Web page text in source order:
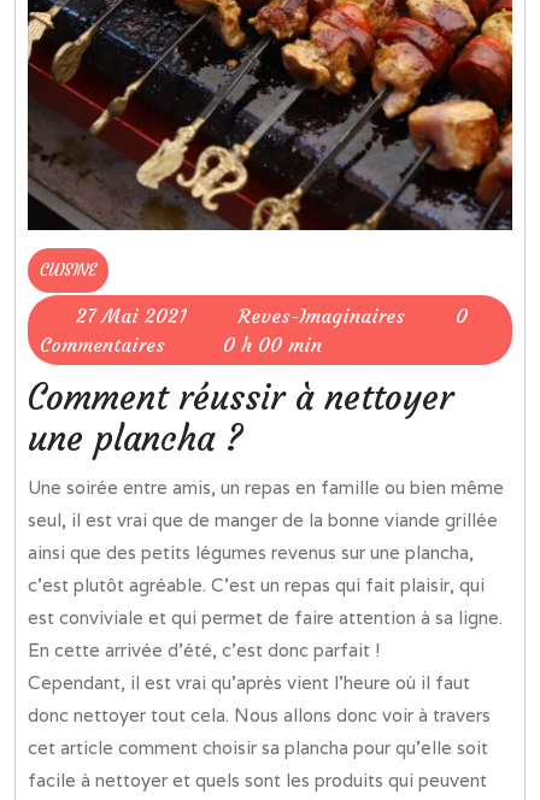
CUISINE
27 Mai 202127
2021
Reves-ImaginairesReves-
Imaginaires
0
Commentaires
0 h 00 min
Comment réussir à nettoyer
une plancha ?
Une soirée entre amis, un repas en famille ou bien même
seul, il est vrai que de manger de la bonne viande grillée
ainsi que des petits légumes revenus sur une plancha,
c’est plutôt agréable. C’est un repas qui fait plaisir, qui
est conviviale et qui permet de faire attention à sa ligne.
En cette arrivée d’été, c’est donc parfait !
Cependant, il est vrai qu’après vient l’heure où il faut
donc nettoyer tout cela. Nous allons donc voir à travers
cet article comment choisir sa plancha pour qu’elle soit
facile à nettoyer et quels sont les produits qui peuvent